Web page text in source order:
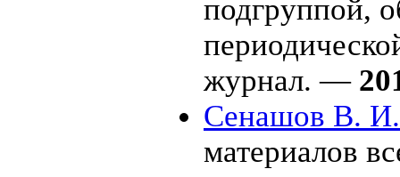
подгруппой,
журнал. —
Сенашов В. И.
материалов